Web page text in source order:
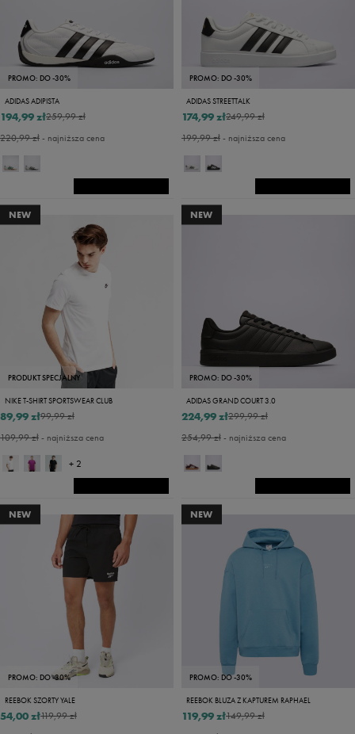
PROMO: DO -30%
ADIDAS ADIPISTA
259,99 zł
194,99 zł
220,99 zł- najniższa cena
PROMO: DO -30%
ADIDAS STREETTALK
249,99 zł
174,99 zł
199,99 zł- najniższa cena
NEW
PRODUKT SPECJALNY
NIKE T-SHIRT SPORTSWEAR CLUB
99,99 zł
89,99 zł
109,99 zł- najniższa cena
+ 2
NEW
PROMO: DO -30%
ADIDAS GRAND COURT 3.0
299,99 zł
224,99 zł
254,99 zł- najniższa cena
NEW
PROMO: DO -30%
REEBOK SZORTY YALE
119,99 zł
54,00 zł
NEW
PROMO: DO -30%
REEBOK BLUZA Z KAPTUREM RAPHAEL
149,99 zł
119,99 zł